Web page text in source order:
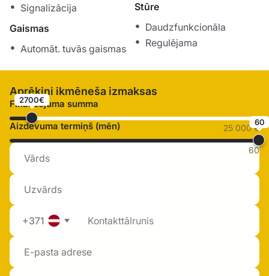
Signalizācija
Gaismas
Automāt. tuvās gaismas
Stūre
Daudzfunkcionāla
Regulējama
Aprēķini ikmēneša izmaksas
Finansējuma summa
2700€
25 000 €
Aizdevuma termiņš (mēn) 60
60
+371